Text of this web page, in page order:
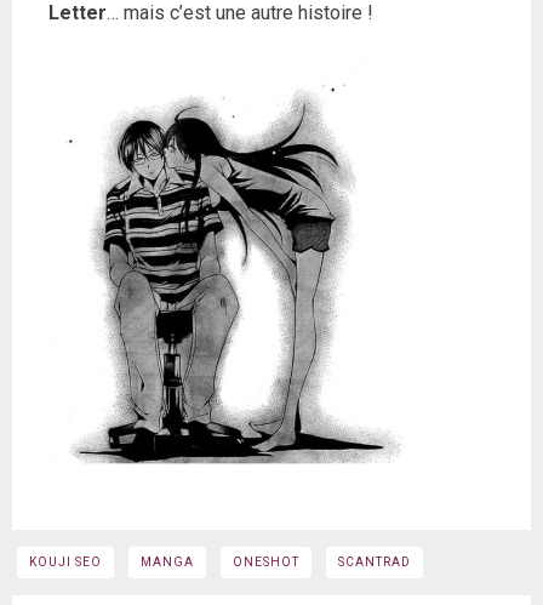
Letter… mais c’est une autre histoire !
KOUJI SEO MANGA ONESHOT SCANTRAD